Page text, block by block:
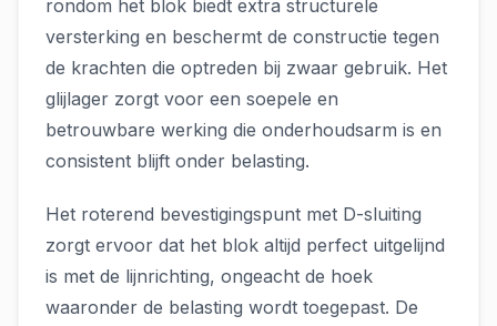
rondom het blok biedt extra structurele
versterking en beschermt de constructie tegen
de krachten die optreden bij zwaar gebruik. Het
glijlager zorgt voor een soepele en
betrouwbare werking die onderhoudsarm is en
consistent blijft onder belasting.
Het roterend bevestigingspunt met D-sluiting
zorgt ervoor dat het blok altijd perfect uitgelijnd
is met de lijnrichting, ongeacht de hoek
waaronder de belasting wordt toegepast. De